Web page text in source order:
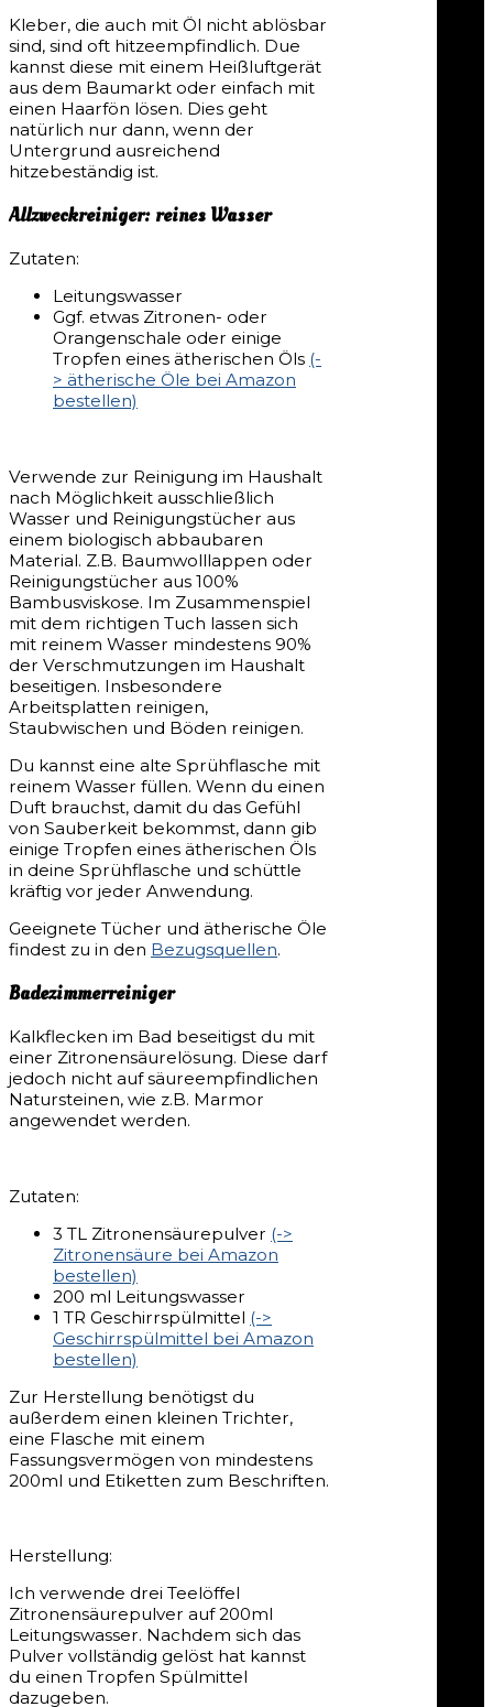
Kleber, die auch mit Öl nicht ablösbar
sind, sind oft hitzeempfindlich. Due
kannst diese mit einem Heißluftgerät
aus dem Baumarkt oder einfach mit
einen Haarfön lösen. Dies geht
natürlich nur dann, wenn der
Untergrund ausreichend
hitzebeständig ist.
Allzweckreiniger: reines Wasser
Zutaten:
Leitungswasser
Ggf. etwas Zitronen- oder
Orangenschale oder einige
Tropfen eines ätherischen Öls (-
> ätherische Öle bei Amazon
bestellen)
Verwende zur Reinigung im Haushalt
nach Möglichkeit ausschließlich
Wasser und Reinigungstücher aus
einem biologisch abbaubaren
Material. Z.B. Baumwolllappen oder
Reinigungstücher aus 100%
Bambusviskose. Im Zusammenspiel
mit dem richtigen Tuch lassen sich
mit reinem Wasser mindestens 90%
der Verschmutzungen im Haushalt
beseitigen. Insbesondere
Arbeitsplatten reinigen,
Staubwischen und Böden reinigen.
Du kannst eine alte Sprühflasche mit
reinem Wasser füllen. Wenn du einen
Duft brauchst, damit du das Gefühl
von Sauberkeit bekommst, dann gib
einige Tropfen eines ätherischen Öls
in deine Sprühflasche und schüttle
kräftig vor jeder Anwendung.
Geeignete Tücher und ätherische Öle
findest zu in den Bezugsquellen.
Badezimmerreiniger
Kalkflecken im Bad beseitigst du mit
einer Zitronensäurelösung. Diese darf
jedoch nicht auf säureempfindlichen
Natursteinen, wie z.B. Marmor
angewendet werden.
Zutaten:
3 TL Zitronensäurepulver (->
Zitronensäure bei Amazon
bestellen)
200 ml Leitungswasser
1 TR Geschirrspülmittel (->
Geschirrspülmittel bei Amazon
bestellen)
Zur Herstellung benötigst du
außerdem einen kleinen Trichter,
eine Flasche mit einem
Fassungsvermögen von mindestens
200ml und Etiketten zum Beschriften.
Herstellung:
Ich verwende drei Teelöffel
Zitronensäurepulver auf 200ml
Leitungswasser. Nachdem sich das
Pulver vollständig gelöst hat kannst
du einen Tropfen Spülmittel
dazugeben.